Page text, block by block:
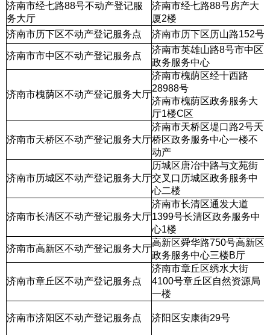
济南市经七路88号不动产登记服
务大厅
济南市经七路88号房产大
厦2楼
济南市历下区不动产登记服务点 济南市历下区历山路152号
济南市市中区不动产登记服务点
济南市英雄山路8号市中区
政务服务中心
济南市槐荫区不动产登记服务大厅
济南市槐荫区经十西路
28988号
济南市槐荫区政务服务大
厅1楼C区
济南市天桥区不动产登记服务大厅
济南市天桥区堤口路2号天
桥区政务服务中心一楼不
动产
济南市历城区不动产登记服务大厅
历城区唐冶中路与文苑街
交叉口历城区政务服务中
心二楼
济南市长清区不动产登记服务大厅
济南市长清区通发大道
1399号长清区政务服务中
心1楼
济南市高新区不动产登记服务大厅
高新区舜华路750号高新区
政务服务中心三楼B厅
济南市章丘区不动产登记服务点
济南市章丘区绣水大街
4100号章丘区自然资源局
一楼
济南市济阳区不动产登记服务点 济阳区安康街29号